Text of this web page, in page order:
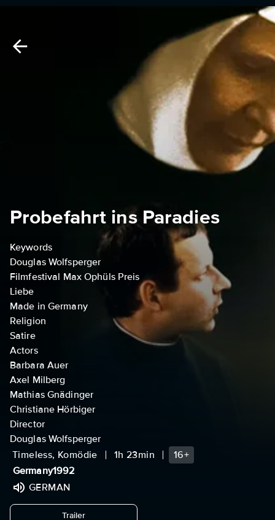
Probefahrt ins Paradies
Keywords
Douglas Wolfsperger
Filmfestival Max Ophüls Preis
Liebe
Made in Germany
Religion
Satire
Actors
Barbara Auer
Axel Milberg
Mathias Gnädinger
Christiane Hörbiger
Director
Douglas Wolfsperger
Timeless, Komödie
1h 23min
16+
Germany1992
GERMAN
Trailerundefined